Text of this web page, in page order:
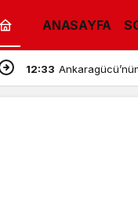
ANASAYFA
12:33